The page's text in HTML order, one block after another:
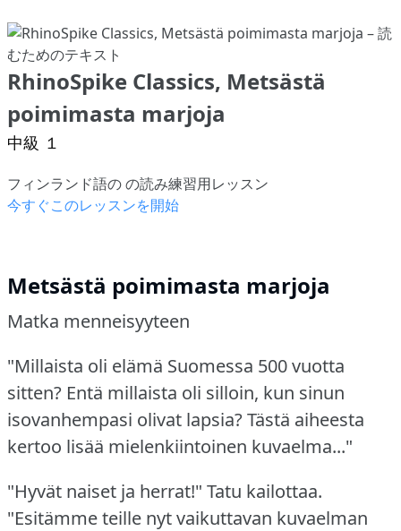
RhinoSpike Classics, Metsästä
poimimasta marjoja
中級 １
フィンランド語の の読み練習用レッスン
今すぐこのレッスンを開始
Metsästä poimimasta marjoja
Matka menneisyyteen
"Millaista oli elämä Suomessa 500 vuotta
sitten? Entä millaista oli silloin, kun sinun
isovanhempasi olivat lapsia?Tästä aiheesta
kertoo lisää mielenkiintoinen kuvaelma..."
"Hyvät naiset ja herrat!" Tatu kailottaa.
"Esitämme teille nyt vaikuttavan kuvaelman